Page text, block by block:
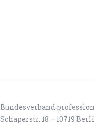
Bundesverband
Schaperstr. 18 – 10719